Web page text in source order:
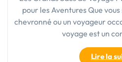
pour les Aventures Que
chevronné ou un voyageur
voyage est un
Lire la